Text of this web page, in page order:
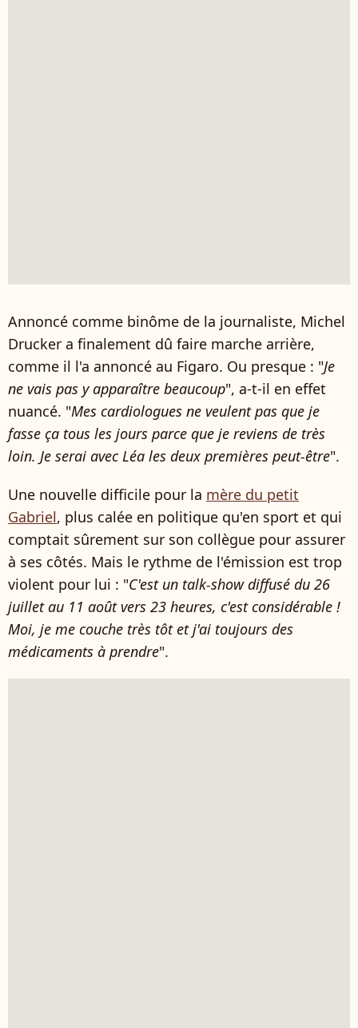
Annoncé comme binôme de la journaliste, Michel
Drucker a finalement dû faire marche arrière,
comme il l'a annoncé au Figaro. Ou presque : "Je
ne vais pas y apparaître beaucoup", a-t-il en effet
nuancé. "Mes cardiologues ne veulent pas que je
fasse ça tous les jours parce que je reviens de très
loin. Je serai avec Léa les deux premières peut-être".
Une nouvelle difficile pour la mère du petit
Gabriel, plus calée en politique qu'en sport et qui
comptait sûrement sur son collègue pour assurer
à ses côtés. Mais le rythme de l'émission est trop
violent pour lui : "C'est un talk-show diffusé du 26
juillet au 11 août vers 23 heures, c'est considérable !
Moi, je me couche très tôt et j'ai toujours des
médicaments à prendre".